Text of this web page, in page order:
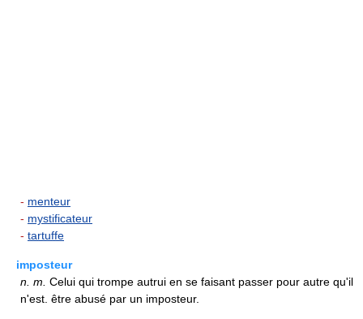
- menteur
- mystificateur
- tartuffe
imposteur
n. m. Celui qui trompe autrui en se faisant passer pour autre qu'il
n'est. être abusé par un imposteur.